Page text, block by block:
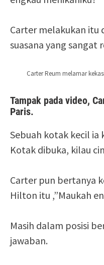
Carter melakukan itu
suasana yang sangat
Carter Reum melamar
Tampak pada video,
Paris.
Sebuah kotak kecil ia
Kotak dibuka, kilau
Carter pun bertanya
Hilton itu ,”Maukah
Masih dalam posisi
jawaban.